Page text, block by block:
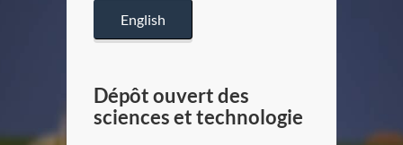
English
Dépôt ouvert des
sciences et technologie